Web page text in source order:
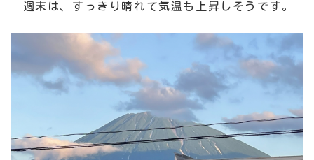
週末は、すっきり晴れて気温も上昇しそうです。